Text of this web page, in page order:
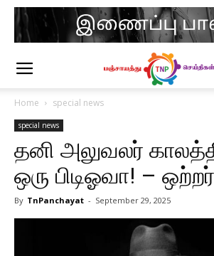
Home special news
special news
தனி அலுவலர்
ஒரு பிடிஓவா! –
By TnPanchayat - September 29, 2025